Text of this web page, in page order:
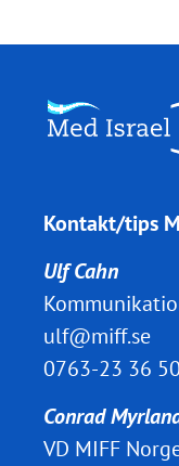
Kontakt/tips
Ulf Cahn
ulf@miff.se
0763-23 36 50
Conrad
VD MIFF